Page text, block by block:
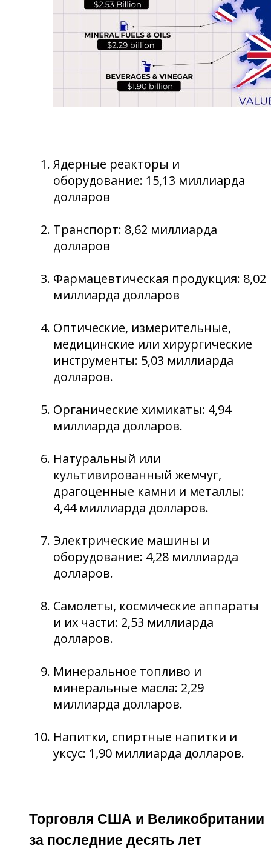
Ядерные реакторы и
оборудование: 15,13 миллиарда
долларов
Транспорт: 8,62 миллиарда
долларов
Фармацевтическая продукция: 8,02
миллиарда долларов
Оптические, измерительные,
медицинские или хирургические
инструменты: 5,03 миллиарда
долларов.
Органические химикаты: 4,94
миллиарда долларов.
Натуральный или
культивированный жемчуг,
драгоценные камни и металлы:
4,44 миллиарда долларов.
Электрические машины и
оборудование: 4,28 миллиарда
долларов.
Самолеты, космические аппараты
и их части: 2,53 миллиарда
долларов.
Минеральное топливо и
минеральные масла: 2,29
миллиарда долларов.
Напитки, спиртные напитки и
уксус: 1,90 миллиарда долларов.
Торговля США и Великобритании
за последние десять лет